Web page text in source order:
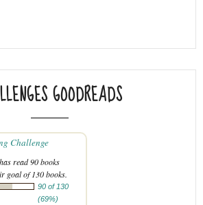
GOODREADS
Challenge
has read 90 books
goal of 130 books.
90 of 130
(69%)